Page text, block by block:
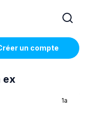
un compte
ex
1a